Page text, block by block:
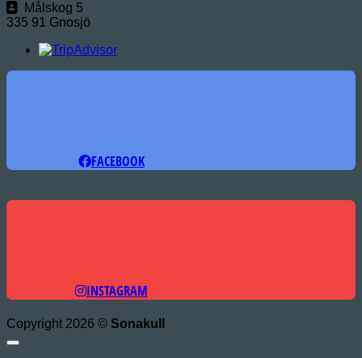
Målskog 5
335 91 Gnosjö
FACEBOOK
INSTAGRAM
Copyright 2026 © Sonakull